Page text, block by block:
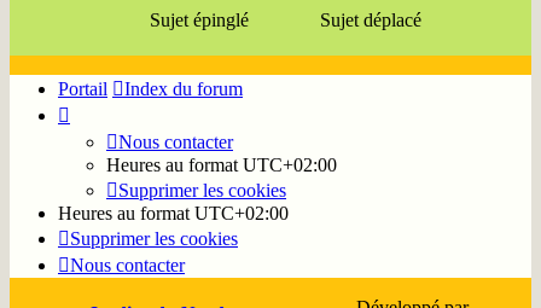
Sujet épinglé Sujet déplacé
Portail Index du forum
Nous contacter
Heures au format UTC+02:00
Supprimer les cookies
Heures au format UTC+02:00
Supprimer les cookies
Nous contacter